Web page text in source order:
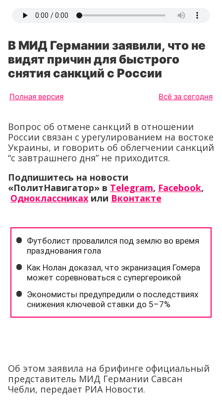
В МИД Германии заявили, что не
видят причин для быстрого
снятия санкций с России
Полная версия Всё за сегодня
Вопрос об отмене санкций в отношении
России связан с урегулированием на востоке
Украины, и говорить об облегчении санкций
“с завтрашнего дня” не приходится.
Подпишитесь на новости
«ПолитНавигатор» в Telegram, Facebook,
Одноклассниках или Вконтакте
Об этом заявила на брифинге официальный
представитель МИД Германии Савсан
Чебли, передает РИА Новости.